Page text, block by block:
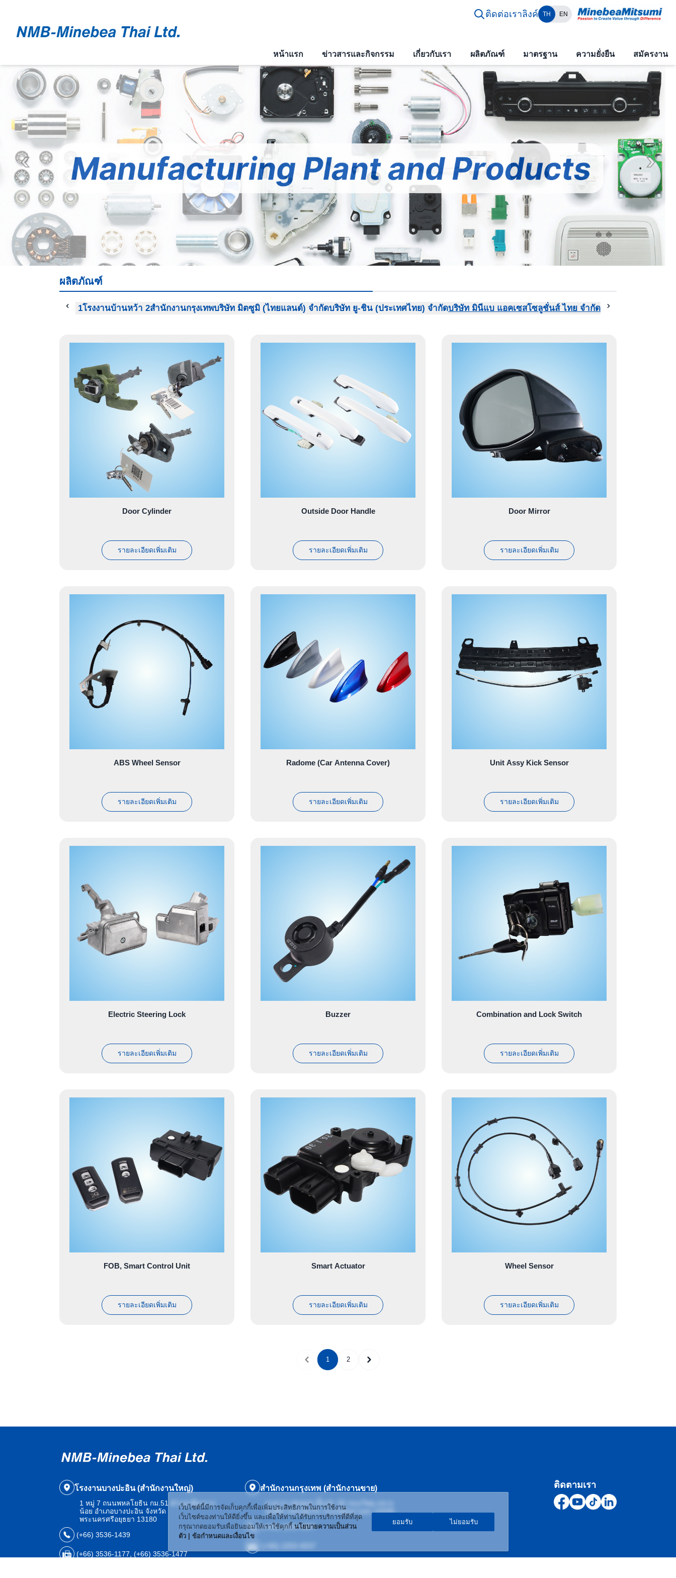
ติดต่อเราลิงค์ TH EN
หน้าแรก ข่าวสารและกิจกรรม เกี่ยวกับเรา ผลิตภัณฑ์ มาตรฐาน ความยั่งยืน สมัครงาน
ผลิตภัณฑ์
โรงงานบ้านหว้า 1โรงงานบ้านหว้า 2สำนักงานกรุงเทพบริษัท มิตซูมิ (ไทยแลนด์) จำกัดบริษัท ยู-ชิน (ประเทศไทย) จำกัดบริษัท มินีแบ แอคเซสโซลูชั่นส์ ไทย จำกัด
Door Cylinder
รายละเอียดเพิ่มเติม
Outside Door Handle
รายละเอียดเพิ่มเติม
Door Mirror
รายละเอียดเพิ่มเติม
ABS Wheel Sensor
รายละเอียดเพิ่มเติม
Radome (Car Antenna Cover)
รายละเอียดเพิ่มเติม
Unit Assy Kick Sensor
รายละเอียดเพิ่มเติม
Electric Steering Lock
รายละเอียดเพิ่มเติม
Buzzer
รายละเอียดเพิ่มเติม
Combination and Lock Switch
รายละเอียดเพิ่มเติม
FOB, Smart Control Unit
รายละเอียดเพิ่มเติม
Smart Actuator
รายละเอียดเพิ่มเติม
Wheel Sensor
รายละเอียดเพิ่มเติม
1 2
โรงงานบางปะอิน (สำนักงานใหญ่)
1 หมู่ 7 ถนนพหลโยธิน กม.51 ตำบลเชียงราก
น้อย อำเภอบางปะอิน จังหวัด
พระนครศรีอยุธยา 13180
(+66) 3536-1439
(+66) 3536-1177, (+66) 3536-1477
สำนักงานกรุงเทพ (สำนักงานขาย)
อาคารเวฟเพลส ชั้น19, 55 ถนนวิทยุ แขวง
ลุมพินี เขตปทุมวัน กรุงเทพมหานคร 10330
(+66) 2253-4897
ติดตามเรา
เว็บไซต์นี้มีการจัดเก็บคุกกี้เพื่อเพิ่มประสิทธิภาพในการใช้งาน
เว็บไซต์ของท่านให้ดียิ่งขึ้น และเพื่อให้ท่านได้รับการบริการที่ดีที่สุด
กรุณากดยอมรับเพื่อยินยอมให้เราใช้คุกกี้ นโยบายความเป็นส่วน
ตัว | ข้อกำหนดและเงื่อนไข
ยอมรับ ไม่ยอมรับ